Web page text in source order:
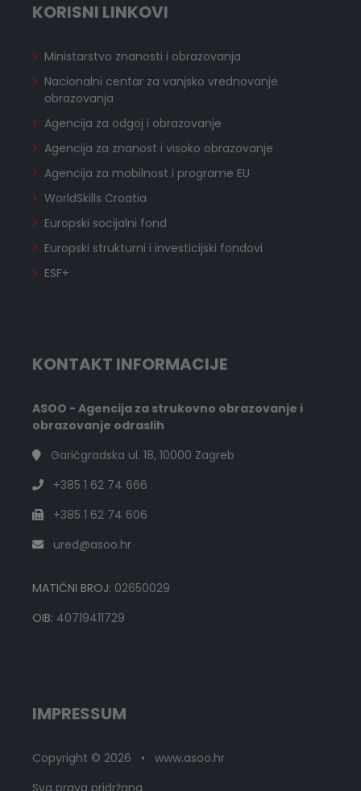
KORISNI LINKOVI
Ministarstvo znanosti i obrazovanja
Nacionalni centar za vanjsko vrednovanje
obrazovanja
Agencija za odgoj i obrazovanje
Agencija za znanost i visoko obrazovanje
Agencija za mobilnost i programe EU
WorldSkills Croatia
Europski socijalni fond
Europski strukturni i investicijski fondovi
ESF+
KONTAKT INFORMACIJE
ASOO - Agencija za strukovno obrazovanje i
obrazovanje odraslih
Garićgradska ul. 18, 10000 Zagreb
+385 1 62 74 666
+385 1 62 74 606
ured@asoo.hr
MATIČNI BROJ: 02650029
OIB: 40719411729
IMPRESSUM
Copyright © 2026 • www.asoo.hr